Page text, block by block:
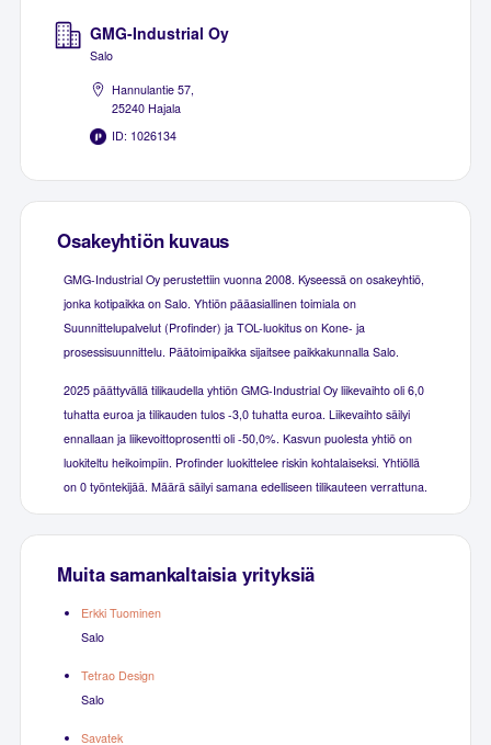
GMG-Industrial Oy
Salo
Hannulantie 57,
25240 Hajala
ID: 1026134
Osakeyhtiön kuvaus
GMG-Industrial Oy perustettiin vuonna 2008. Kyseessä on osakeyhtiö,
jonka kotipaikka on Salo. Yhtiön pääasiallinen toimiala on
Suunnittelupalvelut (Profinder) ja TOL-luokitus on Kone- ja
prosessisuunnittelu. Päätoimipaikka sijaitsee paikkakunnalla Salo.
2025 päättyvällä tilikaudella yhtiön GMG-Industrial Oy liikevaihto oli 6,0
tuhatta euroa ja tilikauden tulos -3,0 tuhatta euroa. Liikevaihto säilyi
ennallaan ja liikevoittoprosentti oli -50,0%. Kasvun puolesta yhtiö on
luokiteltu heikoimpiin. Profinder luokittelee riskin kohtalaiseksi. Yhtiöllä
on 0 työntekijää. Määrä säilyi samana edelliseen tilikauteen verrattuna.
Muita samankaltaisia yrityksiä
Erkki Tuominen
Salo
Tetrao Design
Salo
Savatek